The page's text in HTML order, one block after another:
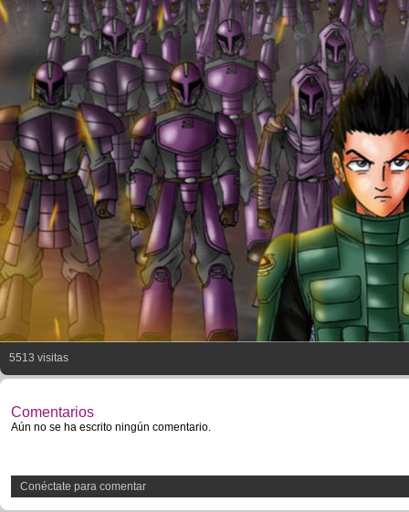
5513 visitas
Comentarios
Aún no se ha escrito ningún comentario.
Conéctate para comentar